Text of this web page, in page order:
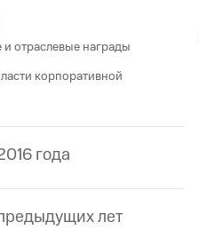
отраслевые награды
корпоративной
года
лет